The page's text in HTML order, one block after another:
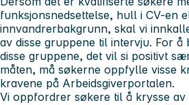
funksjonsnedsettelse, hull i CV-en
innvandrerbakgrunn, skal vi
av disse gruppene til intervju. For
disse gruppene, det vil si positivt
måten, må søkerne oppfylle visse
kravene på Arbeidsgiverportalen.
Vi oppfordrer søkere til å krysse